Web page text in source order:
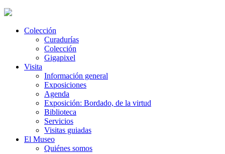
Colección
Curadurías
Colección
Gigapixel
Visita
Información general
Exposiciones
Agenda
Exposición: Bordado, de la virtud
Biblioteca
Servicios
Visitas guiadas
El Museo
Quiénes somos